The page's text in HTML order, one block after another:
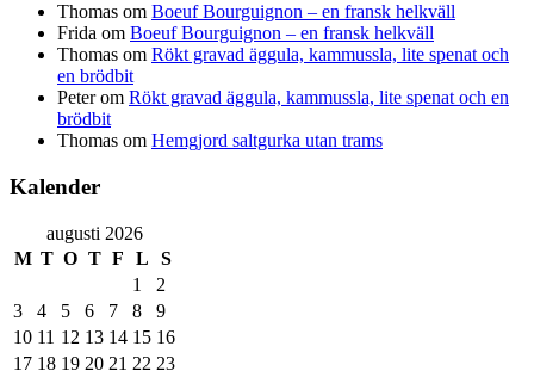
Thomas om Boeuf Bourguignon – en fransk helkväll
Frida om Boeuf Bourguignon – en fransk helkväll
Thomas om Rökt gravad äggula, kammussla, lite spenat och
en brödbit
Peterom Rökt gravad äggula, kammussla, lite spenat och en
brödbit
Thomas om Hemgjord saltgurka utan trams
Kalender
augusti 2026
M T O T F L
S
1
2
3
4 5 6 7 8
9
10 11 12 13 14 15 16
17 18 19 20 21 22 23